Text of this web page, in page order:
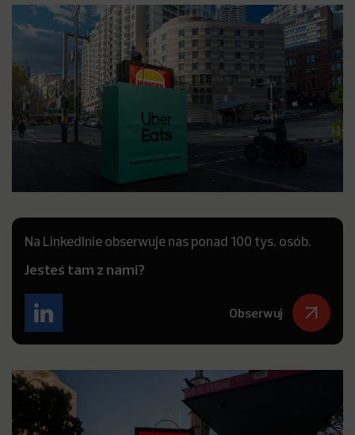
Na LinkedInie obserwuje nas ponad 100 tys. osób.
Jesteś tam z nami?
Obserwuj